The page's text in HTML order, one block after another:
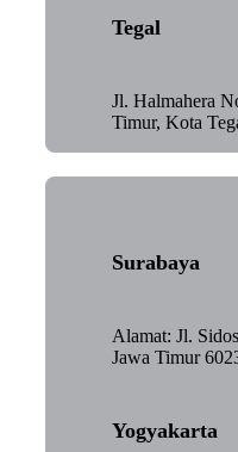
Tegal
Jl. Halmahera
Timur, Kota
Surabaya
Alamat: Jl.
Jawa Timur
Yogyakarta